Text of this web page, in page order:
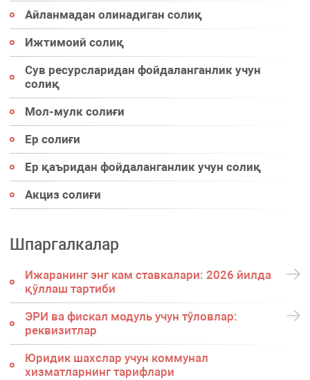
Айланмадан олинадиган солиқ
Ижтимоий солиқ
Сув ресурсларидан фойдаланганлик учун
солиқ
Мол-мулк солиғи
Ер солиғи
Ер қаъридан фойдаланганлик учун солиқ
Акциз солиғи
Шпаргалкалар
Ижаранинг энг кам ставкалари: 2026 йилда
қўллаш тартиби
ЭРИ ва фискал модуль учун тўловлар:
реквизитлар
Юридик шахслар учун коммунал
хизматларнинг тарифлари